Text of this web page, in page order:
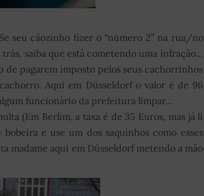
seu cãozinho fizer o “número 2” na rua/no
saiba que está cometendo uma infração…
de pagarem imposto pelos seus cachorrinhos
Aqui em Düsseldorf o valor é de 96
funcionário da prefeitura limpar…
(Em Berlim, a taxa é de 35 Euros, mas já li
e use um dos saquinhos como esses
madame aqui em Düsseldorf metendo a mão